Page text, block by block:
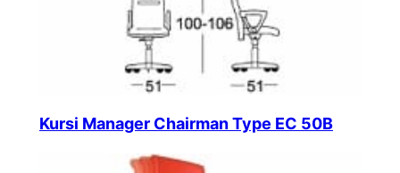
Kursi Manager Chairman Type EC 50B